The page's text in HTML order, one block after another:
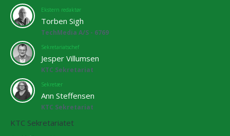
Ekstern redaktør
Torben Sigh
TechMedia A/S - 6769
Sekretariatschef
Jesper Villumsen
KTC Sekretariat
Sekretær
Ann Steffensen
KTC Sekretariat
KTC Sekretariatet